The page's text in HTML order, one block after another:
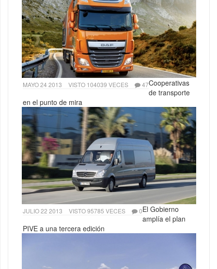
MAYO 24 2013 VISTO 104039 VECES 47Cooperativas
de transporte
en el punto de mira
JULIO 22 2013 VISTO 95785 VECES 0El Gobierno
amplía el plan
PIVE a una tercera edición